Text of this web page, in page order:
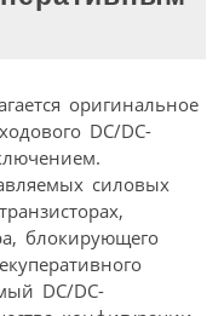
оригинальное
DC/DC-
силовых
блокирующего
DC/DC-